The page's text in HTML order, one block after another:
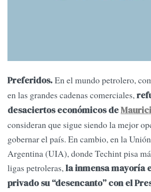
Preferidos.En el mundo petrolero,
en las grandes cadenas comerciales,
desaciertos económicos de
consideran que sigue siendo la mejor
gobernar el país. En cambio, en la
Argentina (UIA), donde Techint pisa
ligas petroleras,la inmensa mayoría
privado su “desencanto” con el